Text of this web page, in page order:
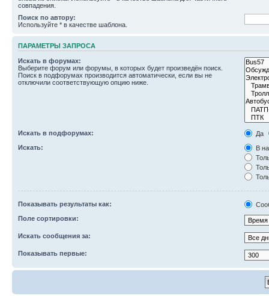
совпадения.
Поиск по автору:
Используйте * в качестве шаблона.
ПАРАМЕТРЫ ЗАПРОСА
Искать в форумах:
Выберите форум или форумы, в которых будет произведён поиск.
Поиск в подфорумах производится автоматически, если вы не
отключили соответствующую опцию ниже.
Искать в подфорумах:
Да
Искать:
В
Показывать результаты как:
Поле сортировки:
Искать сообщения за:
Показывать первые: